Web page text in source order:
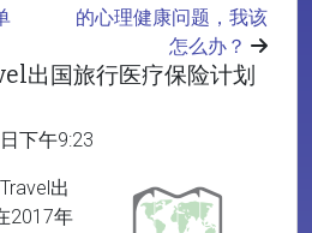
的心理健康问题，我该
怎么办？
出国旅行医疗保险计划
下午9:23
出
2017年